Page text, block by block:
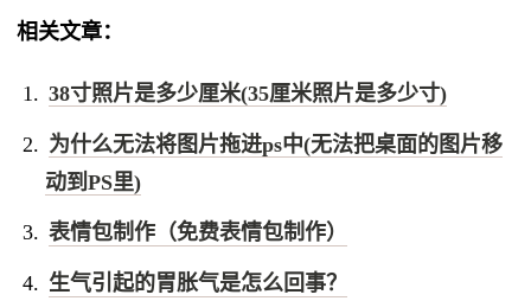
相关文章：
38寸照片是多少厘米(35厘米照片是多少寸)
为什么无法将图片拖进ps中(无法把桌面的图片移
动到PS里)
表情包制作（免费表情包制作）
生气引起的胃胀气是怎么回事？